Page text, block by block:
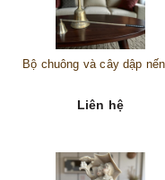
Liên hệ